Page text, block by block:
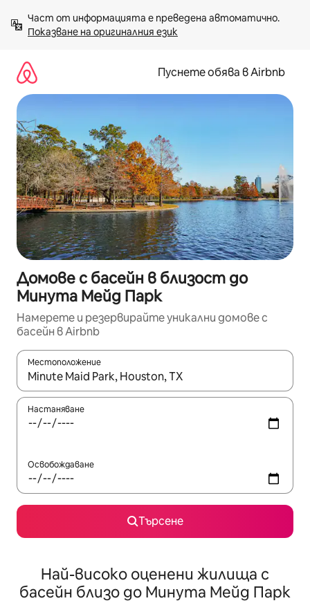
към
съдържанието
Показване на оригиналния език
Пуснете обява в Airbnb
Домове с басейн в близост до
Минута Мейд Парк
Намерете и резервирайте уникални домове с
басейн в Airbnb
Местоположение
Когато резултатите се покажат, използвайте
Настаняване
Освобождаване
Търсене
Най-високо оценени жилища с
басейн близо до Минута Мейд Парк